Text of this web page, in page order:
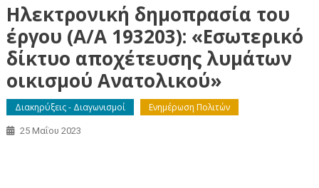
Ηλεκτρονική δημοπρασία του
έργου (Α/Α 193203): «Εσωτερικό
δίκτυο αποχέτευσης λυμάτων
οικισμού Ανατολικού»
Διακηρύξεις - Διαγωνισμοί Ενημέρωση Πολιτών
25 Μαΐου 2023